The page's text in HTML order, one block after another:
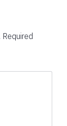
Required